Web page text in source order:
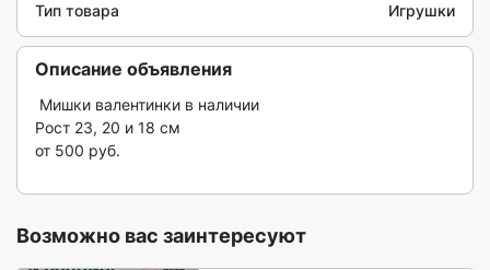
Тип товара
Игрушки
Описание объявления
Рост 23, 20 и 18 см
от 500 руб.
Возможно вас заинтересуют